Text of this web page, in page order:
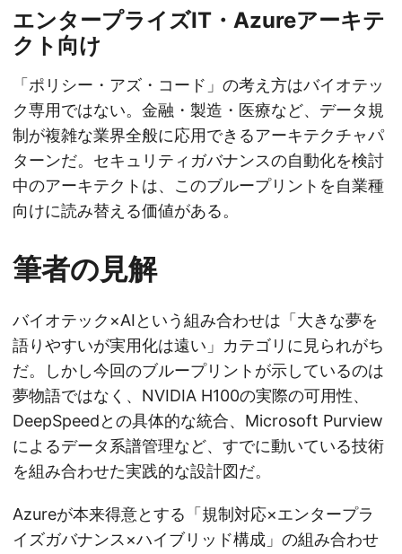
エンタープライズIT・Azureアーキテ
クト向け
「ポリシー・アズ・コード」の考え方はバイオテッ
ク専用ではない。金融・製造・医療など、データ規
制が複雑な業界全般に応用できるアーキテクチャパ
ターンだ。セキュリティガバナンスの自動化を検討
中のアーキテクトは、このブループリントを自業種
向けに読み替える価値がある。
筆者の見解
バイオテック×AIという組み合わせは「大きな夢を
語りやすいが実用化は遠い」カテゴリに見られがち
だ。しかし今回のブループリントが示しているのは
夢物語ではなく、NVIDIA H100の実際の可用性、
DeepSpeedとの具体的な統合、Microsoft Purview
によるデータ系譜管理など、すでに動いている技術
を組み合わせた実践的な設計図だ。
Azureが本来得意とする「規制対応×エンタープラ
イズガバナンス×ハイブリッド構成」の組み合わせ